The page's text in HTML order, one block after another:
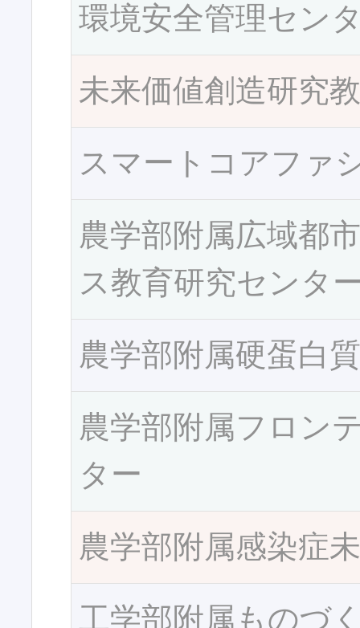
環境安全管理セン
未来価値創造研究
スマートコアファ
農学部附属広域都
ス教育研究センタ
農学部附属硬蛋白
農学部附属フロン
ター
農学部附属感染症
工学部附属ものづ